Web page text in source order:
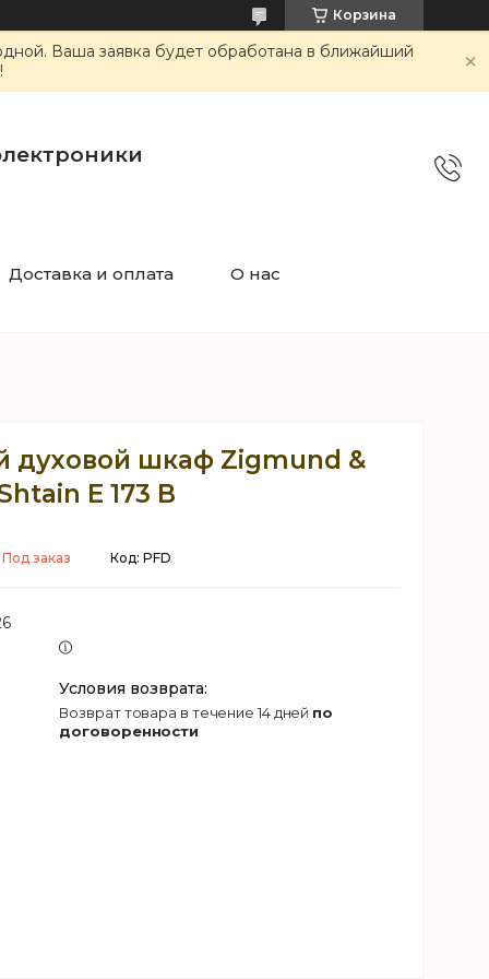
Корзина
Ваша заявка будет обработана в ближайший
Доставка и оплата О нас
духовой шкаф Zigmund &
E 173 B
Под заказ Код: PFD
возврат товара в течение 14 дней по
договоренности